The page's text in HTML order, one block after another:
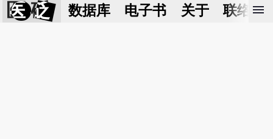
医 砭 数据库 电子书 关于 联络我
menu